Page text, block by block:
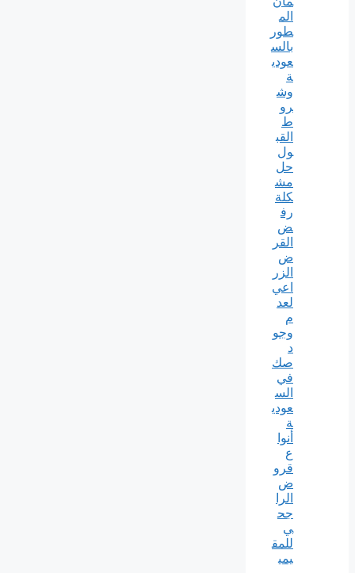
الم
طور
بالس
عودي
ة
وش
رو
ط
القب
ول
حل
مش
كلة
رف
ض
القر
ض
الزر
اعي
لعد
م
وجو
د
صك
في
الس
عودي
ة
أنوا
ع
قرو
ض
الرا
جح
ي
للمق
يمي